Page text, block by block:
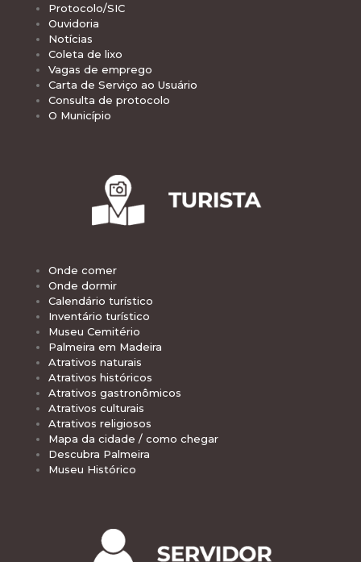
Protocolo/SIC
Ouvidoria
Notícias
Coleta de lixo
Vagas de emprego
Carta de Serviço ao Usuário
Consulta de protocolo
O Município
Onde comer
Onde dormir
Calendário turístico
Inventário turístico
Museu Cemitério
Palmeira em Madeira
Atrativos naturais
Atrativos históricos
Atrativos gastronômicos
Atrativos culturais
Atrativos religiosos
Mapa da cidade / como chegar
Descubra Palmeira
Museu Histórico